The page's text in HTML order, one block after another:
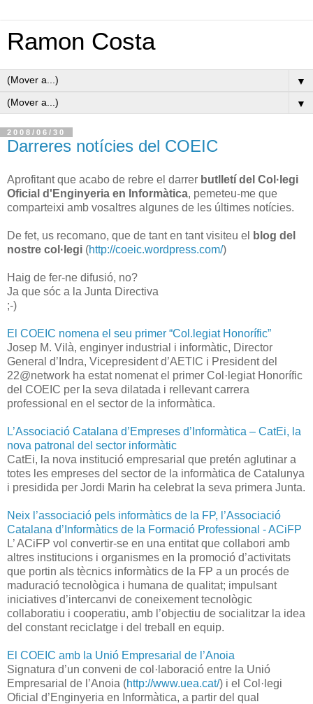
Ramon Costa
▼
▼
2008/06/30
Darreres notícies del COEIC
Aprofitant que acabo de rebre el darrer butlletí del Col·legi
Oficial d'Enginyeria en Informàtica, pemeteu-me que
comparteixi amb vosaltres algunes de les últimes notícies.
De fet, us recomano, que de tant en tant visiteu el
blog del
nostre col·legi (http://coeic.wordpress.com/)
Haig de fer-ne difusió, no?
Ja que sóc a la Junta Directiva
;-)
El COEIC nomena el seu primer “Col.legiat Honorífic”
Josep M. Vilà, enginyer industrial i informàtic, Director
General d’Indra, Vicepresident d’AETIC i President del
22@network ha estat nomenat el primer Col·legiat Honorífic
del COEIC per la seva dilatada i rellevant carrera
professional en el sector de la informàtica.
L’Associació Catalana d’Empreses d’Informàtica – CatEi, la
nova patronal del sector informàtic
CatEi, la nova institució empresarial que pretén aglutinar a
totes les empreses del sector de la informàtica de Catalunya
i presidida per Jordi Marin ha celebrat la seva primera Junta.
Neix l’associació pels informàtics de la FP, l’Associació
Catalana d’Informàtics de la Formació Professional - ACiFP
L’ ACiFP vol convertir-se en una entitat que collabori amb
altres institucions i organismes en la promoció d’activitats
que portin als tècnics informàtics de la FP a un procés de
maduració tecnològica i humana de qualitat; impulsant
iniciatives d’intercanvi de coneixement tecnològic
collaboratiu i cooperatiu, amb l’objectiu de socialitzar la idea
del constant reciclatge i del treball en equip.
El COEIC amb la Unió Empresarial de l’Anoia
Signatura d’un conveni de col·laboració entre la Unió
Empresarial de l’Anoia (http://www.uea.cat/) i el Col·legi
Oficial d’Enginyeria en Informàtica, a partir del qual